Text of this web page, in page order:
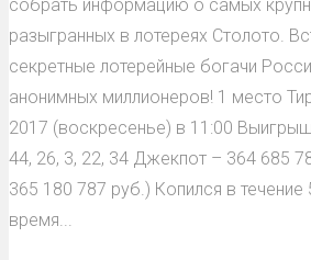
собрать информацию о самых
разыгранных в лотереях Столото.
секретные лотерейные богачи
анонимных миллионеров! 1 место
2017 (воскресенье) в 11:00
44, 26, 3, 22, 34 Джекпот – 364 685
365 180 787 руб.) Копился в течение
время...